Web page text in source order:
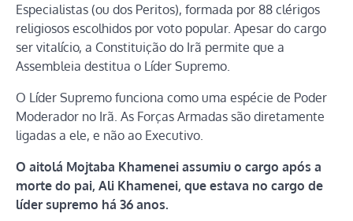
Especialistas (ou dos Peritos), formada por 88 clérigos
religiosos escolhidos por voto popular. Apesar do cargo
ser vitalício, a Constituição do Irã permite que a
Assembleia destitua o Líder Supremo.
O Líder Supremo funciona como uma espécie de Poder
Moderador no Irã. As Forças Armadas são diretamente
ligadas a ele, e não ao Executivo.
O aitolá Mojtaba Khamenei assumiu o cargo após a
morte do pai, Ali Khamenei, que estava no cargo de
líder supremo há 36 anos.